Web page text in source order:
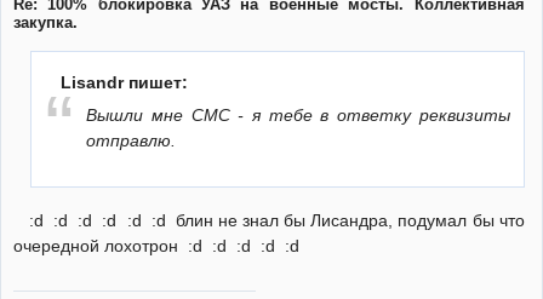
Re: 100% блокировка УАЗ на военные мосты. Коллективная
закупка.
Lisandr пишет:
Вышли мне СМС - я тебе в ответку реквизиты
отправлю.
:d :d :d :d :d :d блин не знал бы Лисандра, подумал бы что
очередной лохотрон :d :d :d :d :d